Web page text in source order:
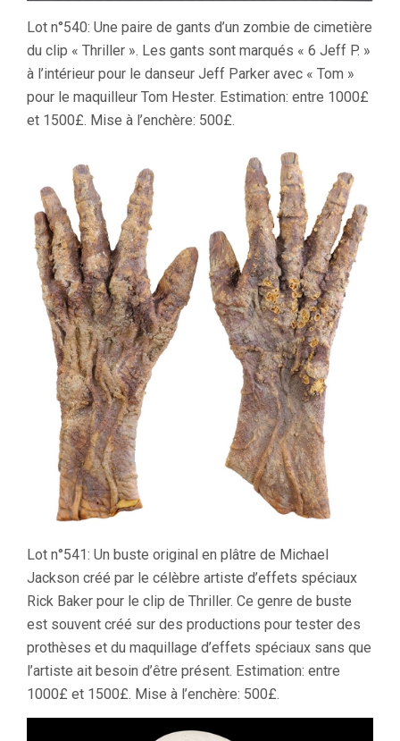
Lot n°540: Une paire de gants d’un zombie de cimetière
du clip « Thriller ». Les gants sont marqués « 6 Jeff P. »
à l’intérieur pour le danseur Jeff Parker avec « Tom »
pour le maquilleur Tom Hester. Estimation: entre 1000£
et 1500£. Mise à l’enchère: 500£.
Lot n°541: Un buste original en plâtre de Michael
Jackson créé par le célèbre artiste d’effets spéciaux
Rick Baker pour le clip de Thriller. Ce genre de buste
est souvent créé sur des productions pour tester des
prothèses et du maquillage d’effets spéciaux sans que
l’artiste ait besoin d’être présent. Estimation: entre
1000£ et 1500£. Mise à l’enchère: 500£.